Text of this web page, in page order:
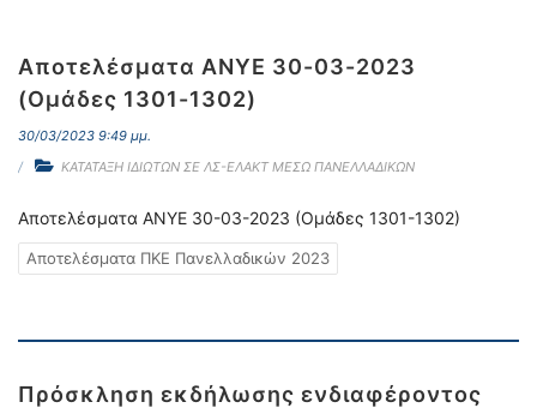
Αποτελέσματα ΑΝΥΕ 30-03-2023
(Ομάδες 1301-1302)
30/03/2023 9:49 μμ.
ΚΑΤΑΤΑΞΗ ΙΔΙΩΤΩΝ ΣΕ ΛΣ-ΕΛΑΚΤ ΜΕΣΩ ΠΑΝΕΛΛΑΔΙΚΩΝ
Αποτελέσματα ΑΝΥΕ 30-03-2023 (Ομάδες 1301-1302)
Αποτελέσματα ΠΚΕ Πανελλαδικών 2023
Πρόσκληση εκδήλωσης ενδιαφέροντος